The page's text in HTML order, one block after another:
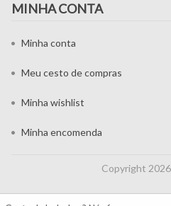
MINHA CONTA
Minha conta
Meu cesto de compras
Minha wishlist
Minha encomenda
Copyright